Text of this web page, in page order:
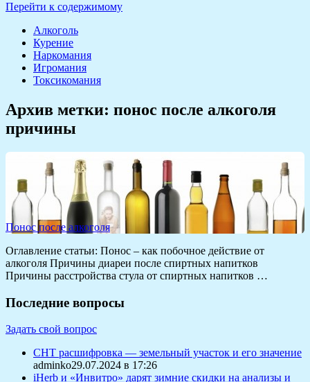
Перейти к содержимому
Алкоголь
Курение
Наркомания
Игромания
Токсикомания
Архив метки: понос после алкоголя
причины
Понос после алкоголя
Оглавление статьи: Понос – как побочное действие от
алкоголя Причины диареи после спиртных напитков
Причины расстройства стула от спиртных напитков …
Последние вопросы
Задать свой вопрос
СНТ расшифровка — земельный участок и его значение
adminko29.07.2024 в 17:26
iHerb и «Инвитро» дарят зимние скидки на анализы и